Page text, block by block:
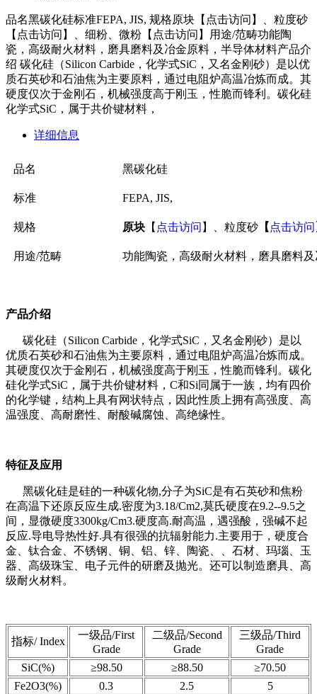
品名黑碳化硅标准FEPA, JIS, 规格原块【点击访问】、粒度砂
【点击访问】、细粉、微粉【点击访问】用途/范畴功能陶
瓷，高级耐火材料，磨具磨料及冶金原料，半导体材料产品介
绍 碳化硅（Silicon Carbide，化学式SiC，又名金刚砂）是以优
质石英砂和石油焦为主要原料，通过电阻炉高温冶炼而成。其
硬度仅次于金刚石，机械强度高于刚玉，性脆而锋利。碳化硅
化学式SiC，属于共价键材料，
详细信息
品名 黑碳化硅
标准 FEPA, JIS,
规格 原块 【 点击访问 】、粒度砂 【 点击访问
用途/范畴 功能陶瓷，高级耐火材料，磨具磨料
产品介绍
碳化硅（Silicon Carbide，化学式SiC，又名金刚砂）是以
优质石英砂和石油焦为主要原料，通过电阻炉高温冶炼而成。
其硬度仅次于金刚石，机械强度高于刚玉，性脆而锋利。碳化
硅化学式SiC，属于共价键材料，C和Si同属于一族，均有四价
的化学键，结构上具有网状特点，因此性质上拥有高强度、高
温强度、高耐磨性、耐酸碱腐蚀、高绝缘性。
特征及应用
黑碳化硅是硅的一种碳化物,分子为SiC是有石英砂和焦粉
在高温下还原反应生成.密度为3.18/Cm2,莫氏硬度在9.2--9.5之
间，显微硬度3300kg/Cm3.硬度高.耐高温，遇强酸，强碱不起
反应.导电导热性好.具有很强的抗辐射能力.主要用于，硬度合
金、钛合金、不锈钢、铜、铝、锌、陶瓷、、石材、玛瑙、玉
器、高级珠宝、电子元件的研磨及抛光。还可以制造磨具、高
级耐火材料。
指标/ Index
一级品/First
Grade
二级品/Second
Grade
三级品/Third
Grade
SiC(%)
≥98.50 ≥88.50
≥70.50
Fe2O3(%)
0.3 2.5
5